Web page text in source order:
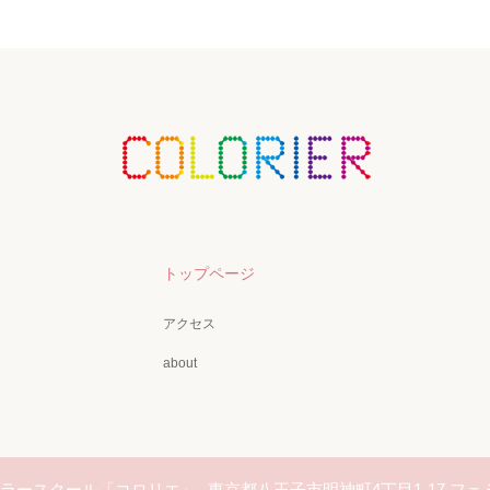
トップページ
アクセス
about